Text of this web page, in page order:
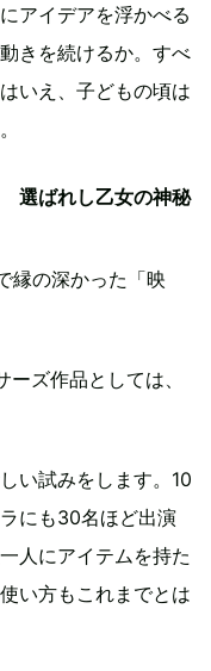
アイデアを浮かべる
きを続けるか。すべ
いえ、子どもの頃は
ばれし乙女の神秘
縁の深かった「映
ーズ作品としては、
い試みをします。10
にも30名ほど出演
人にアイテムを持た
い方もこれまでとは